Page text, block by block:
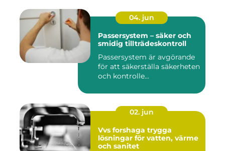
04. jun
Passersystem – säker och
smidig tillträdeskontroll
Passersystem är avgörande
för att säkerställa säkerheten
och kontrolle...
02. jun
Vvs forshaga trygga
lösningar för vatten, värme
och sanitet